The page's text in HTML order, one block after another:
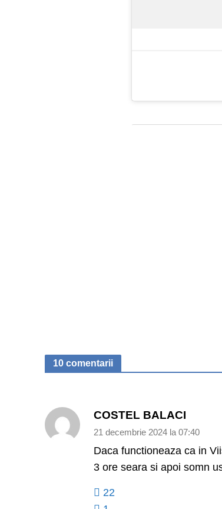
10 comentarii
COSTEL BALACI
21 decembrie 2024 la 07:40
Daca functioneaza ca in
3 ore seara si apoi somn
22